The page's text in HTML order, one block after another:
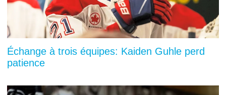
Échange à trois équipes: Kaiden Guhle perd
patience